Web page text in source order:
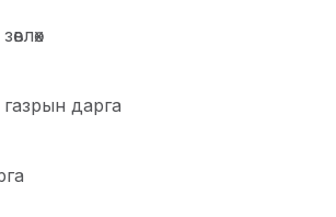
газрын дарга